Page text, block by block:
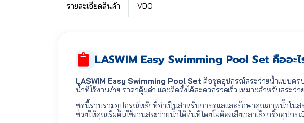
รายละเอียดสินค้า VDO
LASWIM Easy Swimming Pool Set คืออะไ
LASWIM Easy Swimming Pool Set คือชุดอุปกรณ์สระว่ายน้ำแบบคร
น้ำที่ใช้งานง่าย ราคาคุ้มค่า และติดตั้งได้สะดวกรวดเร็ว เหมาะสำหรับสระว่
ชุดนี้รวบรวมอุปกรณ์หลักที่จำเป็นสำหรับการดูแลและรักษาคุณภาพน้ำในส
ช่วยให้คุณเริ่มต้นใช้งานสระว่ายน้ำได้ทันทีโดยไม่ต้องเสียเวลาเลือกซื้ออุปกร